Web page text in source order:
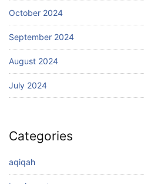
October 2024
September 2024
August 2024
July 2024
Categories
aqiqah